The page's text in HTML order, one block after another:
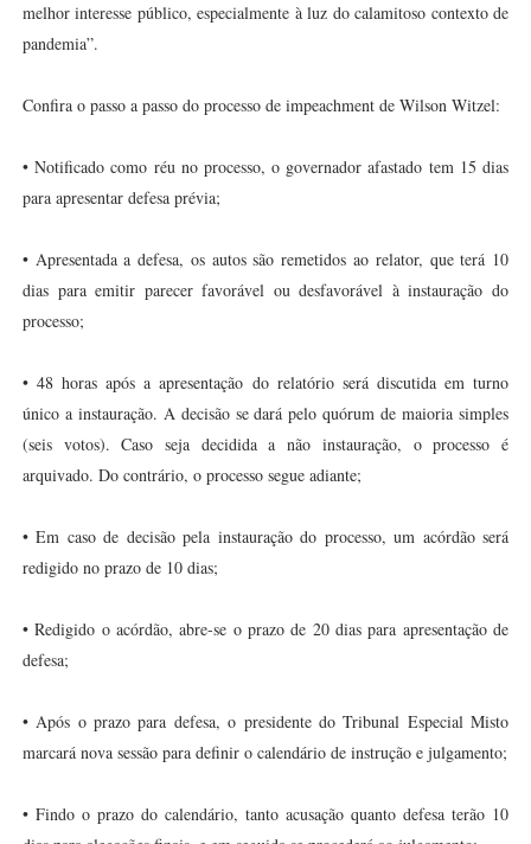
melhor interesse público, especialmente à luz do calamitoso contexto de
pandemia”.
Confira o passo a passo do processo de impeachment de Wilson Witzel:
• Notificado como réu no processo, o governador afastado tem 15 dias
para apresentar defesa prévia;
• Apresentada a defesa, os autos são remetidos ao relator, que terá 10
dias para emitir parecer favorável ou desfavorável à instauração do
processo;
• 48 horas após a apresentação do relatório será discutida em turno
único a instauração. A decisão se dará pelo quórum de maioria simples
(seis votos). Caso seja decidida a não instauração, o processo é
arquivado. Do contrário, o processo segue adiante;
• Em caso de decisão pela instauração do processo, um acórdão será
redigido no prazo de 10 dias;
• Redigido o acórdão, abre-se o prazo de 20 dias para apresentação de
defesa;
• Após o prazo para defesa, o presidente do Tribunal Especial Misto
marcará nova sessão para definir o calendário de instrução e julgamento;
• Findo o prazo do calendário, tanto acusação quanto defesa terão 10